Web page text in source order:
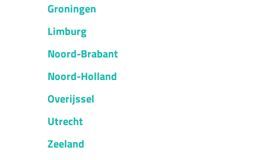
Groningen
Limburg
Noord-Brabant
Noord-Holland
Overijssel
Utrecht
Zeeland